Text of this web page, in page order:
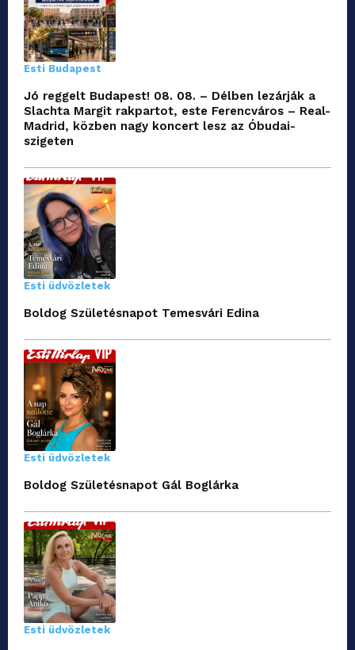
Esti Budapest
Jó reggelt Budapest! 08. 08. – Délben lezárják a
Slachta Margit rakpartot, este Ferencváros – Real-
Madrid, közben nagy koncert lesz az Óbudai-
szigeten
Esti üdvözletek
Boldog Születésnapot Temesvári Edina
Esti üdvözletek
Boldog Születésnapot Gál Boglárka
Esti üdvözletek